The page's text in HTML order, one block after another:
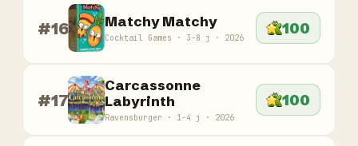
#16 Matchy Matchy
Cocktail Games · 3-8 j · 2026 100
#17
Carcassonne
Labyrinth
Ravensburger · 1-4 j · 2026
100